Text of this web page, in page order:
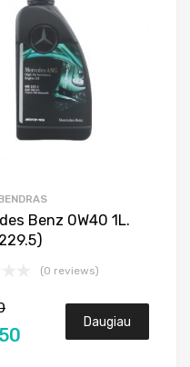
Benz 0W40 1L.
(0 reviews)
Daugiau